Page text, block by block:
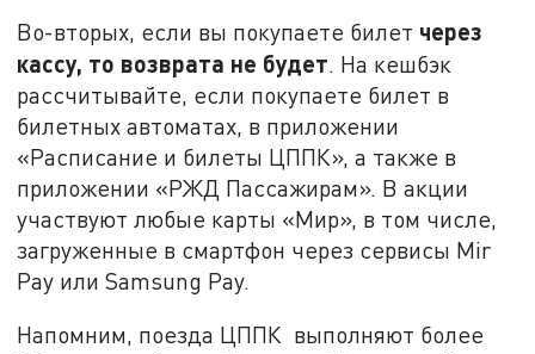
Во-вторых, если вы покупаете билет через
кассу, то возврата не будет . На кешбэк
рассчитывайте, если покупаете билет в
билетных автоматах, в приложении
«Расписание и билеты ЦППК», а также в
приложении «РЖД Пассажирам». В акции
участвуют любые карты «Мир», в том числе,
загруженные в смартфон через сервисы Mir
Pay или Samsung Pay.
Напомним, поезда ЦППК выполняют более